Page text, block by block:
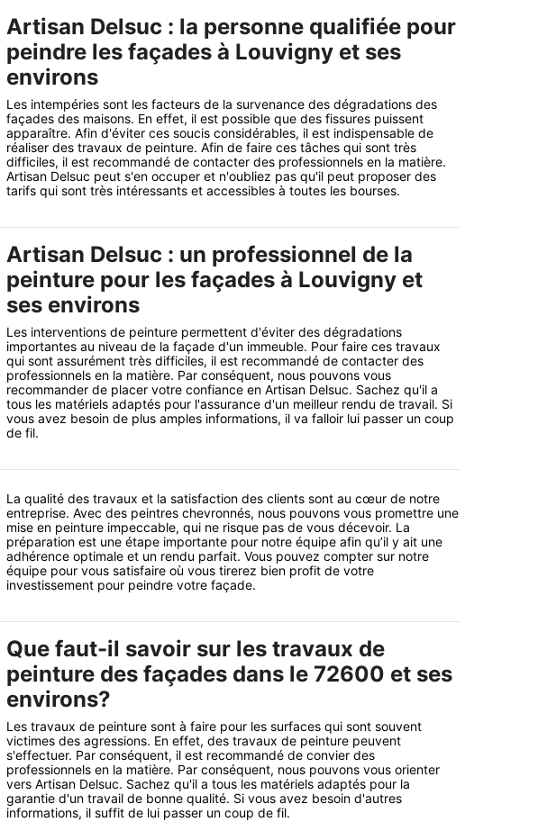
Artisan Delsuc : la personne qualifiée pour
peindre les façades à Louvigny et ses
environs
Les intempéries sont les facteurs de la survenance des dégradations des
façades des maisons. En effet, il est possible que des fissures puissent
apparaître. Afin d'éviter ces soucis considérables, il est indispensable de
réaliser des travaux de peinture. Afin de faire ces tâches qui sont très
difficiles, il est recommandé de contacter des professionnels en la matière.
Artisan Delsuc peut s'en occuper et n'oubliez pas qu'il peut proposer des
tarifs qui sont très intéressants et accessibles à toutes les bourses.
Artisan Delsuc : un professionnel de la
peinture pour les façades à Louvigny et
ses environs
Les interventions de peinture permettent d'éviter des dégradations
importantes au niveau de la façade d'un immeuble. Pour faire ces travaux
qui sont assurément très difficiles, il est recommandé de contacter des
professionnels en la matière. Par conséquent, nous pouvons vous
recommander de placer votre confiance en Artisan Delsuc. Sachez qu'il a
tous les matériels adaptés pour l'assurance d'un meilleur rendu de travail. Si
vous avez besoin de plus amples informations, il va falloir lui passer un coup
de fil.
La qualité des travaux et la satisfaction des clients sont au cœur de notre
entreprise. Avec des peintres chevronnés, nous pouvons vous promettre une
mise en peinture impeccable, qui ne risque pas de vous décevoir. La
préparation est une étape importante pour notre équipe afin qu’il y ait une
adhérence optimale et un rendu parfait. Vous pouvez compter sur notre
équipe pour vous satisfaire où vous tirerez bien profit de votre
investissement pour peindre votre façade.
Que faut-il savoir sur les travaux de
peinture des façades dans le 72600 et ses
environs?
Les travaux de peinture sont à faire pour les surfaces qui sont souvent
victimes des agressions. En effet, des travaux de peinture peuvent
s'effectuer. Par conséquent, il est recommandé de convier des
professionnels en la matière. Par conséquent, nous pouvons vous orienter
vers Artisan Delsuc. Sachez qu'il a tous les matériels adaptés pour la
garantie d'un travail de bonne qualité. Si vous avez besoin d'autres
informations, il suffit de lui passer un coup de fil.